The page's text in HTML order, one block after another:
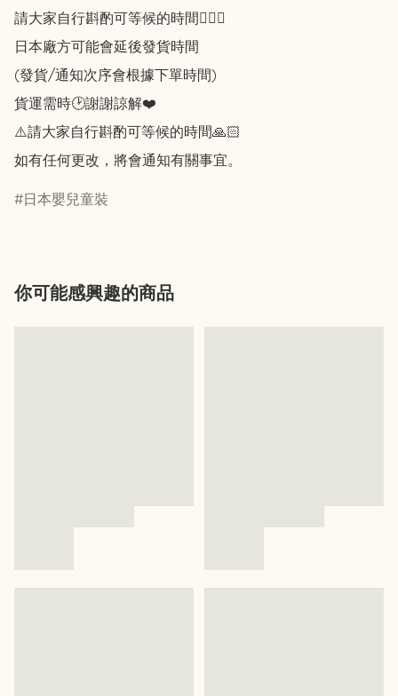
請大家自行斟酌可等候的時間🙇🏻‍♀️
日本廠方可能會延後發貨時間
(發貨/通知次序會根據下單時間)
貨運需時🕑謝謝諒解❤️
⚠️請大家自行斟酌可等候的時間🙏🏻
如有任何更改，將會通知有關事宜。
日本嬰兒童裝
你可能感興趣的商品